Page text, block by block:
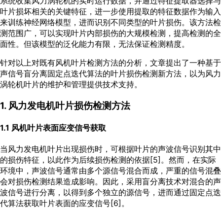
叶片损坏相关的关键特征，进一步使用提取的特征数据作为输入
来训练神经网络模型，进而识别不同类型的叶片损伤。该方法检
测范围广，可以实现叶片内部损伤的大规模检测，提高检测的全
面性。但该模型的泛化能力有限，无法保证检测精度。
针对以上对既有风机叶片检测方法的分析，文章提出了一种基于
声信号盲分离固定点迭代算法的叶片损伤检测新方法，以为风力
涡轮机叶片的维护和管理提供技术支持。
1. 风力发电机叶片损伤检测方法
1.1 风机叶片表面应变信号获取
当风力发电机叶片出现损伤时，可根据叶片的声波信号识别其中
的损伤特征，以此作为后续损伤检测的依据[5]。然而，在实际
环境中，声波信号通常由多个源信号混合而成，严重的信号混叠
会对损伤检测结果造成影响。因此，采用盲分离技术对混合的声
波信号进行分离，以得到多个独立的源信号，进而通过固定点迭
代算法获取叶片表面的应变信号[6]。